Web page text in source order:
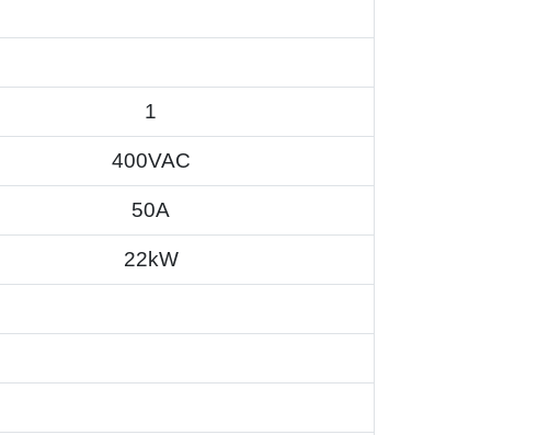
1
400VAC
50A
22kW